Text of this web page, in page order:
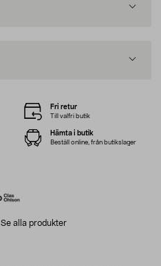
Se alla produkter
Fri retur
Till valfri butik
Hämta i butik
Beställ online, från butikslager